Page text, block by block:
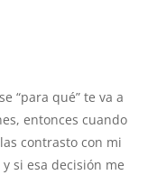
“para qué” te va a
entonces cuando
contrasto con mi
si esa decisión me